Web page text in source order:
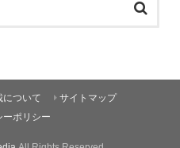
について
サイトマップ
ーポリシー